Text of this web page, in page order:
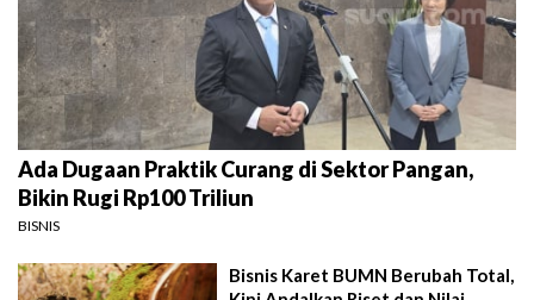
Ada Dugaan Praktik Curang di Sektor Pangan,
Bikin Rugi Rp100 Triliun
BISNIS
Bisnis Karet BUMN Berubah Total,